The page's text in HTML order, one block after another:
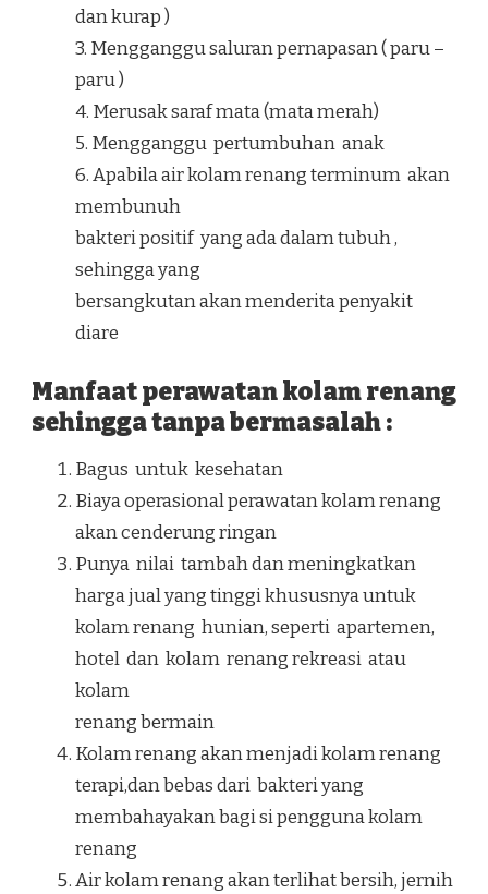
dan kurap )
3. Mengganggu saluran pernapasan ( paru –
paru )
4. Merusak saraf mata (mata merah)
5. Mengganggu pertumbuhan anak
6. Apabila air kolam renang terminum akan
membunuh
bakteri positif yang ada dalam tubuh ,
sehingga yang
bersangkutan akan menderita penyakit
diare
Manfaat perawatan kolam renang
sehingga tanpa bermasalah :
Bagus untuk kesehatan
Biaya operasional perawatan kolam renang
akan cenderung ringan
Punya nilai tambah dan meningkatkan
harga jual yang tinggi khususnya untuk
kolam renang hunian, seperti apartemen,
hotel dan kolam renang rekreasi atau
kolam
renang bermain
Kolam renang akan menjadi kolam renang
terapi,dan bebas dari bakteri yang
membahayakan bagi si pengguna kolam
renang
Air kolam renang akan terlihat bersih, jernih